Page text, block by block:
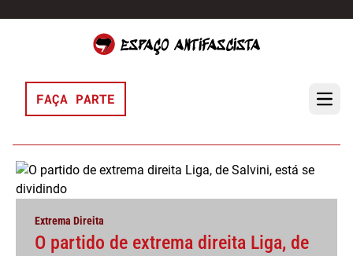
FAÇA PARTE Open
Extrema Direita
O partido de extrema direita Liga, de